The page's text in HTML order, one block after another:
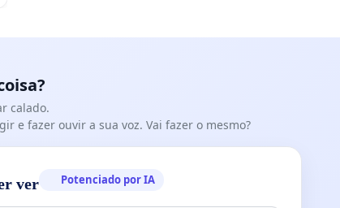
calado.
e fazer ouvir a sua voz. Vai fazer o mesmo?
ver Potenciado por IA